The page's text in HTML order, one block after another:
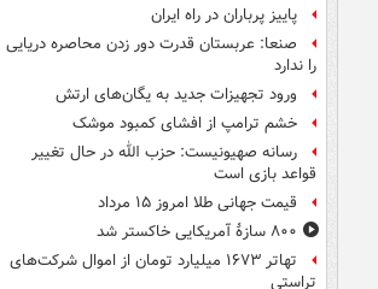
پاییز پرباران در راه ایران
صنعا: عربستان قدرت دور زدن محاصره دریایی
را ندارد
ورود تجهیزات جدید به یگان‌های ارتش
خشم ترامپ از افشای کمبود موشک
رسانه صهیونیست: حزب الله در حال تغییر
قواعد بازی است
قیمت جهانی طلا امروز ۱۵ مرداد
۸۰۰ سازۀ آمریکایی خاکستر شد
تهاتر ۱۶۷۳ میلیارد تومان از اموال شرکت‌های
تراستی